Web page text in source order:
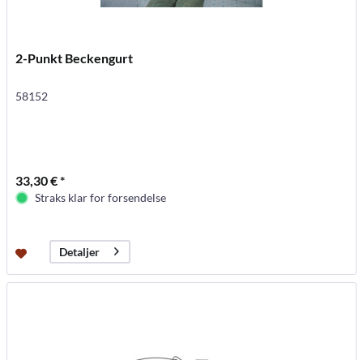
2-Punkt Beckengurt
58152
33,30 € *
Straks klar for forsendelse
Detaljer